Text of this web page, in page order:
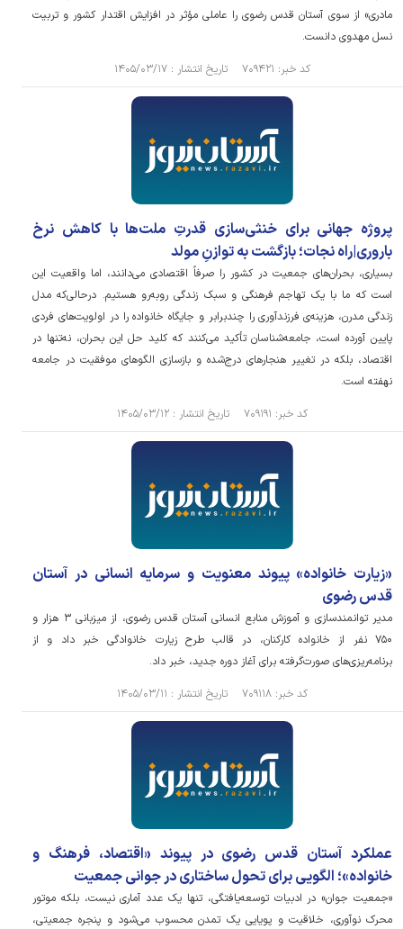
مادری» از سوی آستان قدس رضوی را عاملی مؤثر در افزایش اقتدار کشور و تربیت
نسل مهدوی دانست.
کد خبر: ۷۰۹۴۲۱ تاریخ انتشار : ۱۴۰۵/۰۳/۱۷
پروژه جهانی برای خنثی‌سازی قدرتِ ملت‌ها با کاهش نرخ
باروری|راه نجات؛ بازگشت به توازنِ مولد
بسیاری، بحران‌های جمعیت در کشور را صرفاً اقتصادی می‌دانند، اما واقعیت این
است که ما با یک تهاجم فرهنگی و سبک زندگی روبه‌رو هستیم. درحالی‌که مدل
زندگی مدرن، هزینه‌ی فرزندآوری را چندبرابر و جایگاه خانواده را در اولویت‌های فردی
پایین آورده است، جامعه‌شناسان تأکید می‌کنند که کلید حل این بحران، نه‌تنها در
اقتصاد، بلکه در تغییر هنجار‌های درج‌شده و بازسازی الگو‌های موفقیت در جامعه
نهفته است.
کد خبر: ۷۰۹۱۹۱ تاریخ انتشار : ۱۴۰۵/۰۳/۱۲
«زیارت خانواده» پیوند معنویت و سرمایه انسانی در آستان
قدس رضوی
مدیر توانمندسازی و آموزش منابع انسانی آستان قدس رضوی، از میزبانی ۳ هزار و
۷۵۰ نفر از خانواده کارکنان، در قالب طرح زیارت خانوادگی خبر داد و از
برنامه‌ریزی‌های صورت‌گرفته برای آغاز دوره جدید، خبر داد.
کد خبر: ۷۰۹۱۱۸ تاریخ انتشار : ۱۴۰۵/۰۳/۱۱
عملکرد آستان قدس رضوی در پیوند «اقتصاد، فرهنگ و
خانواده»؛ الگویی برای تحول ساختاری در جوانی جمعیت
«جمعیت جوان» در ادبیات توسعه‌یافتگی، تنها یک عدد آماری نیست، بلکه موتور
محرک نوآوری، خلاقیت و پویایی یک تمدن محسوب می‌شود و پنجره جمعیتی،